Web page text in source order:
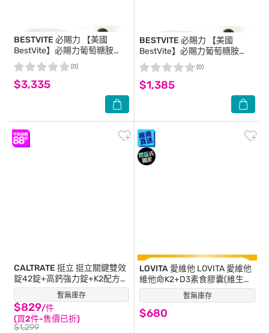
BESTVITE 必賜力 【美國
BestVite】必賜力葡萄糖胺
+MSM膠囊4瓶組 (120顆*4瓶)
$3,335
(0)
BESTVITE 必賜力 【美國
BestVite】必賜力葡萄糖胺
+MSM膠囊1瓶 (120顆)
$1,385
(0)
暫無庫存
CALTRATE 挺立 挺立關鍵雙效
錠42錠+高鈣強力錠+K2配方
28錠
$829/件
(買2件-售價已折)
$1,299
(4) 暫無庫存
LOVITA 愛維他 LOVITA 愛維他
維他命K2+D3素食膠囊(維生素
D3)(30顆)
$680
(11)